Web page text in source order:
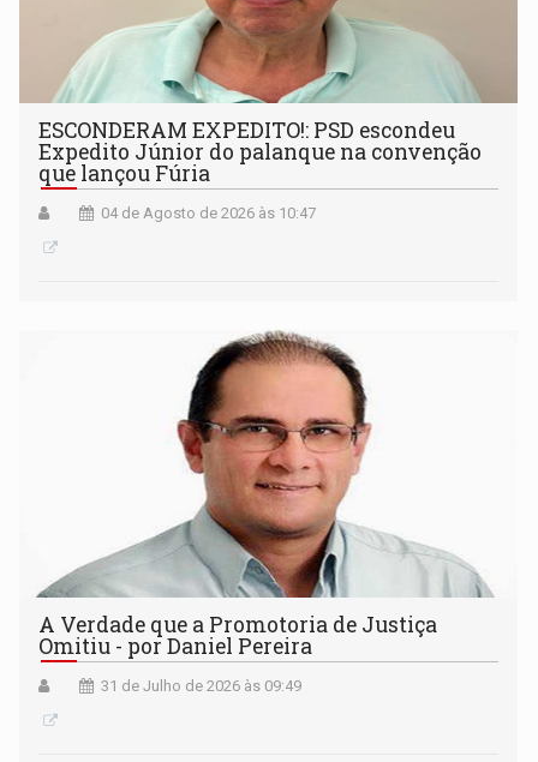
ESCONDERAM EXPEDITO!: PSD escondeu
Expedito Júnior do palanque na convenção
que lançou Fúria
04 de Agosto de 2026 às 10:47
A Verdade que a Promotoria de Justiça
Omitiu - por Daniel Pereira
31 de Julho de 2026 às 09:49